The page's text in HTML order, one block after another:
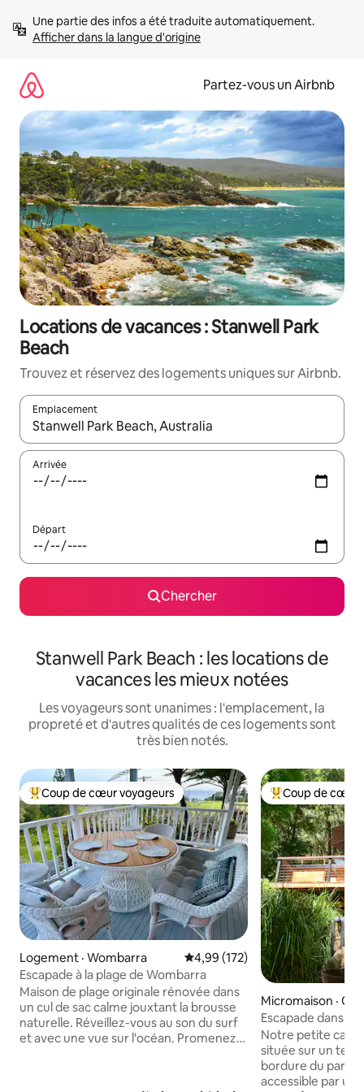
directement
Afficher dans la langue d'origine
Partez-vous un Airbnb
Locations de vacances : Stanwell Park
Beach
Trouvez et réservez des logements uniques sur Airbnb.
Emplacement
Quand les résultats sont affichés, parcourez-les en utilisant
Arrivée
Départ
Chercher
Stanwell Park Beach : les locations de
vacances les mieux notées
Les voyageurs sont unanimes : l'emplacement, la
propreté et d'autres qualités de ces logements sont
très bien notés.
Coup de cœur voyageurs parmi les plus aimés
Coup de cœur voyageurs
Logement · Wombarra Note moyenne de 4,99 sur 5,
4,99 (172)
Escapade à la plage de Wombarra
Maison de plage originale rénovée dans
un cul de sac calme jouxtant la brousse
naturelle. Réveillez-vous au son du surf
et avec une vue sur l'océan. Promenez-
Coup de cœur
Coup de cœur
Micromaison ·
Escapade dans la
Notre petite
située sur un
bordure du parc
accessible par un